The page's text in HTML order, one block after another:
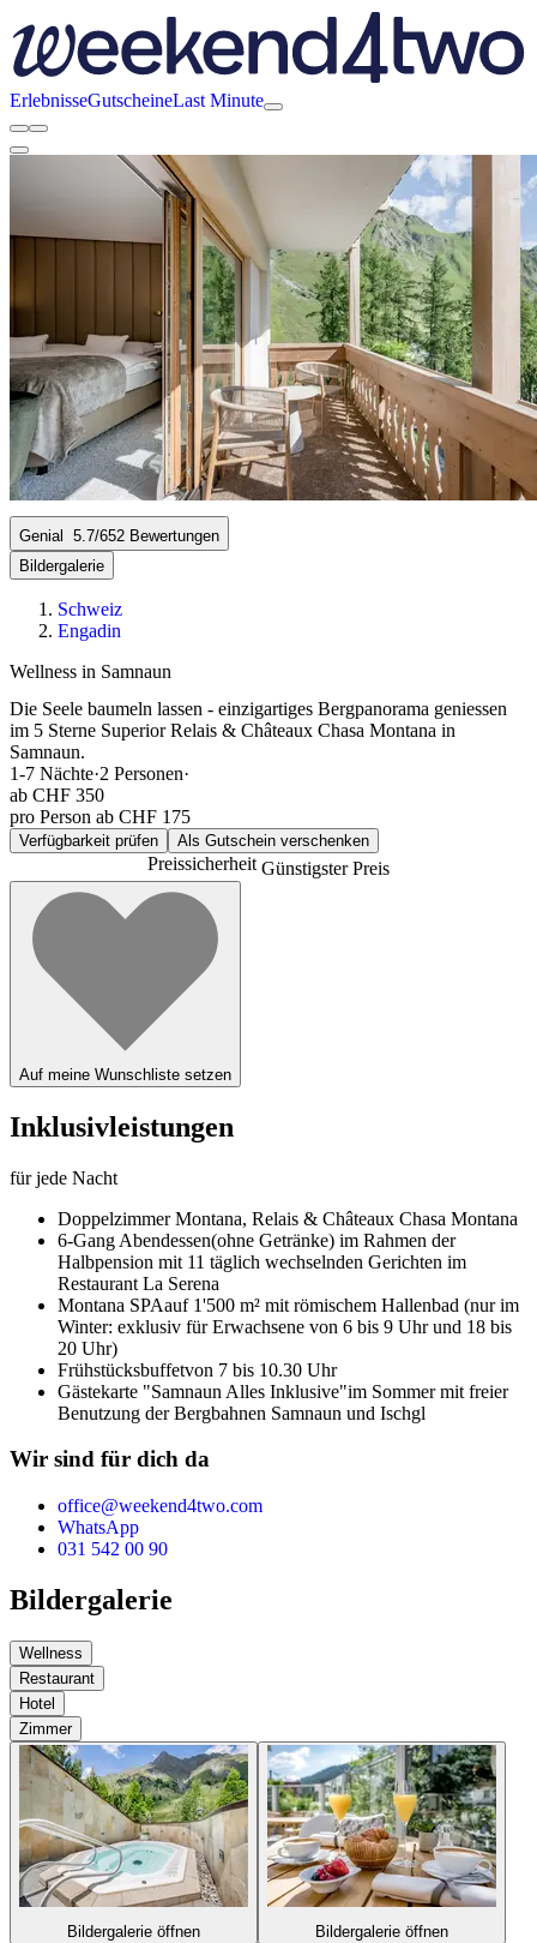
ErlebnisseGutscheineLast Minute
Genial 5.7/652 Bewertungen
Bildergalerie
Schweiz
Engadin
Wellness in Samnaun
Die Seele baumeln lassen - einzigartiges Bergpanorama geniessen
im 5 Sterne Superior Relais & Châteaux Chasa Montana in
Samnaun.
1-7 Nächte·2 Personen·
ab CHF 350
pro Person ab CHF 175
Verfügbarkeit prüfen Als Gutschein verschenken
PreissicherheitGünstigster Preis
Auf meine Wunschliste setzen
Inklusivleistungen
für jede Nacht
Doppelzimmer Montana, Relais & Châteaux Chasa Montana
6-Gang Abendessen(ohne Getränke) im Rahmen der
Halbpension mit 11 täglich wechselnden Gerichten im
Restaurant La Serena
Montana SPAauf 1'500 m² mit römischem Hallenbad (nur im
Winter: exklusiv für Erwachsene von 6 bis 9 Uhr und 18 bis
20 Uhr)
Frühstücksbuffetvon 7 bis 10.30 Uhr
Gästekarte "Samnaun Alles Inklusive"im Sommer mit freier
Benutzung der Bergbahnen Samnaun und Ischgl
Wir sind für dich da
office@weekend4two.com
WhatsApp
031 542 00 90
Bildergalerie
Wellness
Restaurant
Hotel
Zimmer
Bildergalerie öffnen Bildergalerie öffnen